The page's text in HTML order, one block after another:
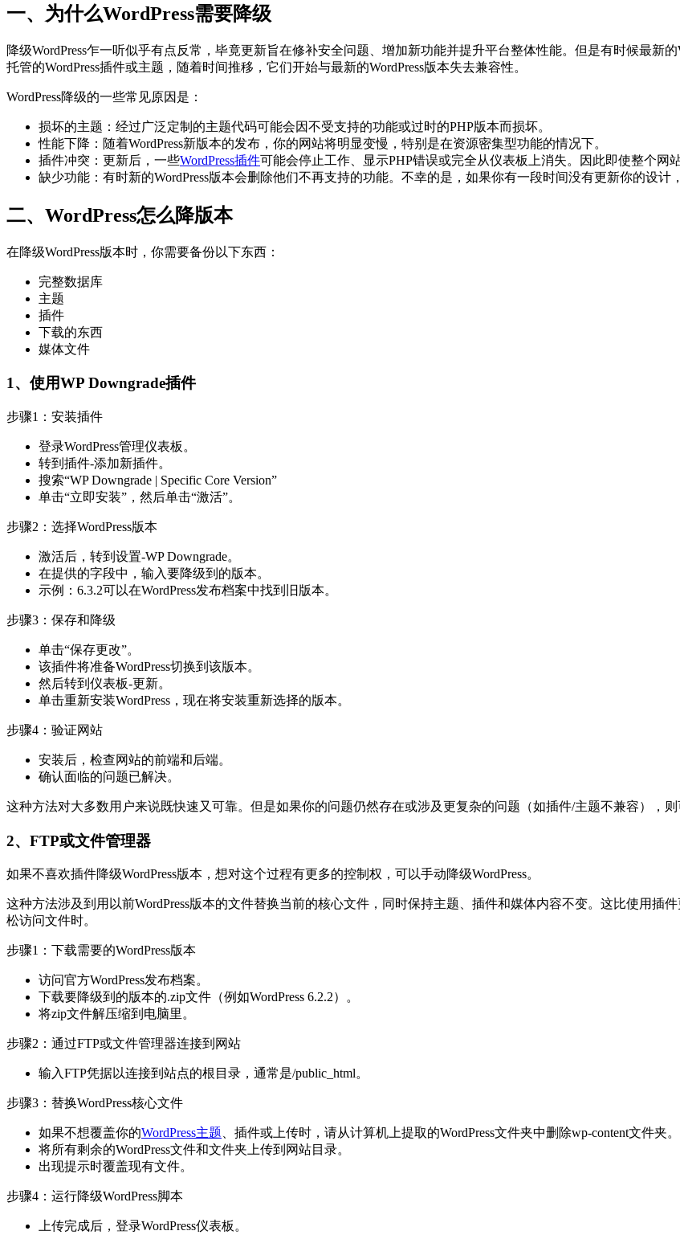
一、为什么WordPress需要降级
降级WordPress乍一听似乎有点反常，毕竟更新旨在修补安全问题、增加新功能并提升平台整体性能。但是有时候最新
托管的WordPress插件或主题，随着时间推移，它们开始与最新的WordPress版本失去兼容性。
WordPress降级的一些常见原因是：
损坏的主题：经过广泛定制的主题代码可能会因不受支持的功能或过时的PHP版本而损坏。
性能下降：随着WordPress新版本的发布，你的网站将明显变慢，特别是在资源密集型功能的情况下。
插件冲突：更新后，一些WordPress插件可能会停止工作、显示PHP错误或完全从仪表板上消失。因此即使整个网
缺少功能：有时新的WordPress版本会删除他们不再支持的功能。不幸的是，如果你有一段时间没有更新你的设计
二、WordPress怎么降版本
在降级WordPress版本时，你需要备份以下东西：
完整数据库
主题
插件
下载的东西
媒体文件
1、使用WP Downgrade插件
步骤1：安装插件
登录WordPress管理仪表板。
转到插件-添加新插件。
搜索“WP Downgrade | Specific Core Version”
单击“立即安装”，然后单击“激活”。
步骤2：选择WordPress版本
激活后，转到设置-WP Downgrade。
在提供的字段中，输入要降级到的版本。
示例：6.3.2可以在WordPress发布档案中找到旧版本。
步骤3：保存和降级
单击“保存更改”。
该插件将准备WordPress切换到该版本。
然后转到仪表板-更新。
单击重新安装WordPress，现在将安装重新选择的版本。
步骤4：验证网站
安装后，检查网站的前端和后端。
确认面临的问题已解决。
这种方法对大多数用户来说既快速又可靠。但是如果你的问题仍然存在或涉及更复杂的问题（如插件/主题不兼容），则
2、FTP或文件管理器
如果不喜欢插件降级WordPress版本，想对这个过程有更多的控制权，可以手动降级WordPress。
这种方法涉及到用以前WordPress版本的文件替换当前的核心文件，同时保持主题、插件和媒体内容不变。这比使用插
松访问文件时。
步骤1：下载需要的WordPress版本
访问官方WordPress发布档案。
下载要降级到的版本的.zip文件（例如WordPress 6.2.2）。
将zip文件解压缩到电脑里。
步骤2：通过FTP或文件管理器连接到网站
输入FTP凭据以连接到站点的根目录，通常是/public_html。
步骤3：替换WordPress核心文件
如果不想覆盖你的WordPress主题 、插件或上传时，请从计算机上提取的WordPress文件夹中删除wp-content文件夹。
将所有剩余的WordPress文件和文件夹上传到网站目录。
出现提示时覆盖现有文件。
步骤4：运行降级WordPress脚本
上传完成后，登录WordPress仪表板。